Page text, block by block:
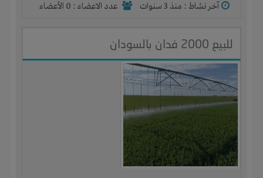
آخر نشاط : منذ 3 سنوات عدد الاعضاء : 0 الأعضاء
للبيع 2000 فدان بالسودان